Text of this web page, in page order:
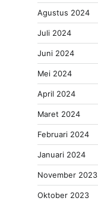
Agustus 2024
Juli 2024
Juni 2024
Mei 2024
April 2024
Maret 2024
Februari 2024
Januari 2024
November 2023
Oktober 2023